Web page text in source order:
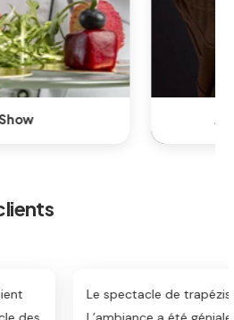
& Innovante
a époustouflé nos invités.